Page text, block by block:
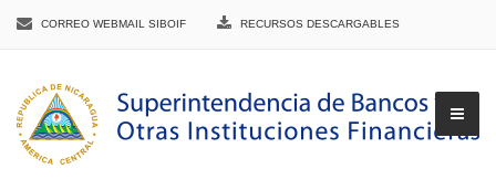
CORREO WEBMAIL SIBOIF RECURSOS DESCARGABLES